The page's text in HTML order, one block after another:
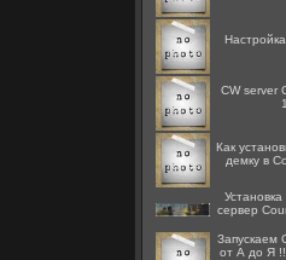
CW server
Как
демку в
сервер
Запускаем
от А до Я